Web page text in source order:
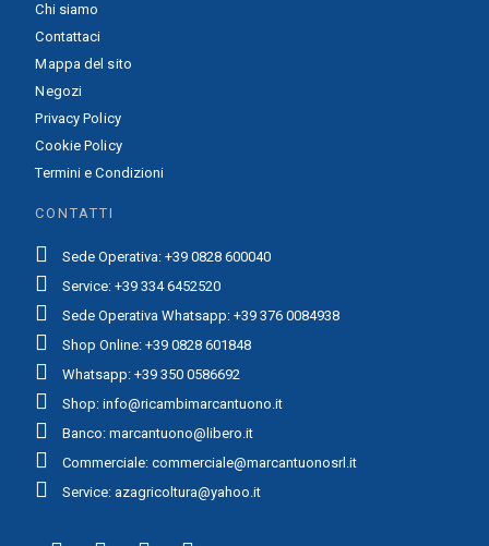
Chi siamo
Contattaci
Mappa del sito
Negozi
Privacy Policy
Cookie Policy
Termini e Condizioni
CONTATTI
Sede Operativa: +39 0828 600040
Service: +39 334 6452520
Sede Operativa Whatsapp: +39 376 0084938
Shop Online: +39 0828 601848
Whatsapp: +39 350 0586692
Shop: info@ricambimarcantuono.it
Banco: marcantuono@libero.it
Commerciale: commerciale@marcantuonosrl.it
Service: azagricoltura@yahoo.it